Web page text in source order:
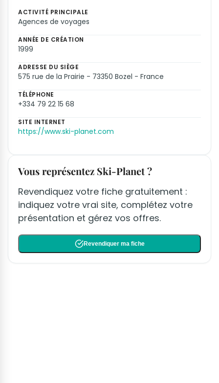
ACTIVITÉ PRINCIPALE
Agences de voyages
ANNÉE DE CRÉATION
1999
ADRESSE DU SIÈGE
575 rue de la Prairie - 73350 Bozel - France
TÉLÉPHONE
+334 79 22 15 68
SITE INTERNET
https://www.ski-planet.com
Vous représentez Ski-Planet ?
Revendiquez votre fiche gratuitement :
indiquez votre vrai site, complétez votre
présentation et gérez vos offres.
Revendiquer ma fiche